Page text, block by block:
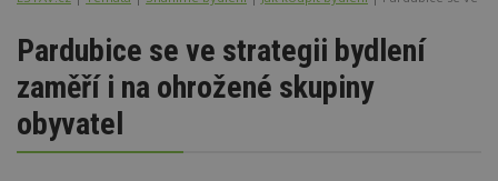
Pardubice se ve strategii bydlení
zaměří i na ohrožené skupiny
obyvatel